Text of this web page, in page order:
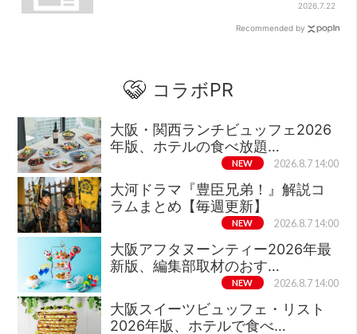
2026.7.22
Recommended by
コラボPR
大阪・関西ランチビュッフェ2026
年版、ホテルの食べ放題…
NEW 2026.8.7 14:00
大河ドラマ『豊臣兄弟！』解説コ
ラムまとめ【毎週更新】
NEW 2026.8.7 14:00
大阪アフタヌーンティー2026年最
新版、編集部取材のおす…
NEW 2026.8.7 14:00
大阪スイーツビュッフェ・リスト
2026年版、ホテルで食べ…